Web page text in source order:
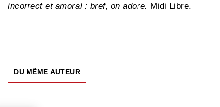
incorrect et amoral : bref, on adore. Midi Libre.
DU MÊME AUTEUR